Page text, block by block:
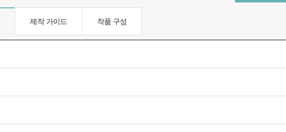
제작 가이드 작품 구성